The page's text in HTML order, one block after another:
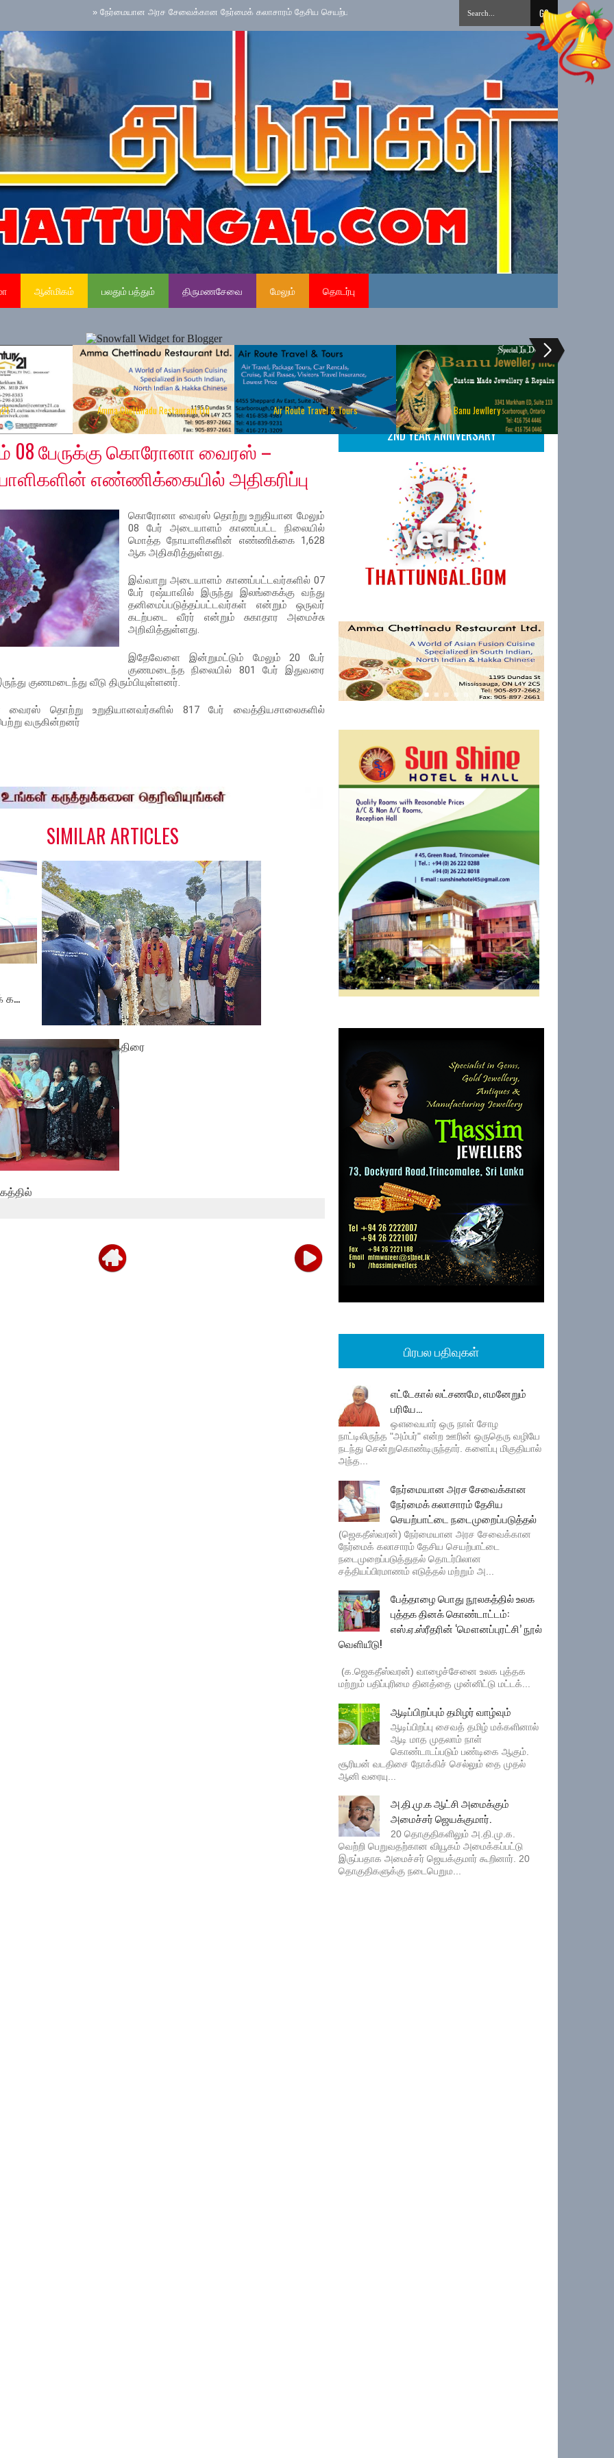
நேர்மையான அரச சேவைக்கான நேர்மைக் கலாசாரம் தேசிய செயற்பாட்டை நடைமுறைப்படுத்தல் தமிழ் சிங்கள சித்திரை புதுவருட கலை, கலாசார,
ஆன்மிகம் பலதும் பத்தும் திருமணசேவை மேலும் தொடர்பு
Amma Chettinadu Restaurant Ltd Air Route Travel & Tours Banu Jewllery
08 பேருக்கு கொரோனா வைரஸ் –
எண்ணிக்கையில் அதிகரிப்பு
கொரோனா வைரஸ் தொற்று உறுதியான மேலும்
08 பேர் அடையாளம் காணப்பட்ட நிலையில்
மொத்த நோயாளிகளின் எண்ணிக்கை 1,628
ஆக அதிகரித்துள்ளது.
இவ்வாறு அடையாளம் காணப்பட்டவர்களில் 07
பேர் ரஷ்யாவில் இருந்து இலங்கைக்கு வந்து
தனிமைப்படுத்தப்பட்டவர்கள் என்றும் ஒருவர்
கடற்படை வீரர் என்றும் சுகாதார அமைச்சு
அறிவித்துள்ளது.
இதேவேளை இன்றுமட்டும் மேலும் 20 பேர்
குணமடைந்த நிலையில் 801 பேர் இதுவரை
குணமடைந்து வீடு திரும்பியுள்ளனர்.
தொற்று உறுதியானவர்களில் 817 பேர் வைத்தியசாலைகளில்
வருகின்றனர்
SIMILAR ARTICLES
தமிழ் சிங்கள சித்திரை
புதுவருட கலை...
2ND YEAR ANNIVERSARY
பிரபல பதிவுகள்
எட்டேகால் லட்சணமே, எமனேறும்
பரியே...
ஔவையார் ஒரு நாள் சோழ
நாட்டிலிருந்த "அம்பர்" என்ற ஊரின் ஒருதெரு வழியே
நடந்து சென்றுகொண்டிருந்தார். களைப்பு மிகுதியால்
அந்த...
நேர்மையான அரச சேவைக்கான
நேர்மைக் கலாசாரம் தேசிய
செயற்பாட்டை நடைமுறைப்படுத்தல்
(ஜெகதீஸ்வரன்) நேர்மையான அரச சேவைக்கான
நேர்மைக் கலாசாரம் தேசிய செயற்பாட்டை
நடைமுறைப்படுத்துதல் தொடர்பிலான
சத்தியப்பிரமாணம் எடுத்தல் மற்றும் அ...
பேத்தாழை பொது நூலகத்தில் உலக
புத்தக தினக் கொண்டாட்டம்:
எஸ்.ஏ.ஸ்ரீதரின் ‘மௌனப்புரட்சி’ நூல்
வெளியீடு!
(க.ஜெகதீஸ்வரன்) வாழைச்சேனை உலக புத்தக
மற்றும் பதிப்புரிமை தினத்தை முன்னிட்டு மட்டக்...
ஆடிப்பிறப்பும் தமிழர் வாழ்வும்
ஆடிப்பிறப்பு சைவத் தமிழ் மக்களினால்
ஆடி மாத முதலாம் நாள்
கொண்டாடப்படும் பண்டிகை ஆகும்.
சூரியன் வடதிசை நோக்கிச் செல்லும் தை முதல்
ஆனி வரையு...
அ.தி.மு.க ஆட்சி அமைக்கும்
அமைச்சர் ஜெயக்குமார்.
20 தொகுதிகளிலும் அ.தி.மு.க.
வெற்றி பெறுவதற்கான வியூகம் அமைக்கப்பட்டு
இருப்பதாக அமைச்சர் ஜெயக்குமார் கூறினார். 20
தொகுதிகளுக்கு நடைபெறும...